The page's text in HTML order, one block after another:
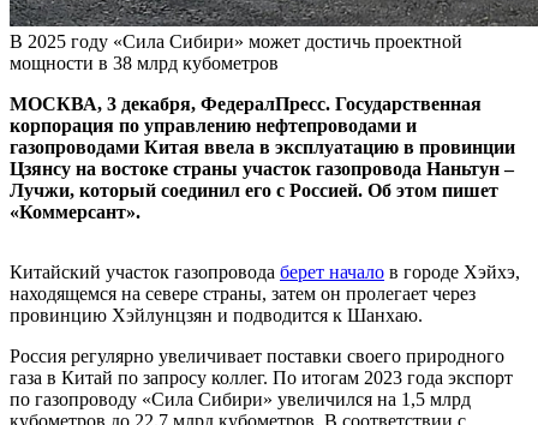
В 2025 году «Сила Сибири» может достичь проектной
мощности в 38 млрд кубометров
МОСКВА, 3 декабря, ФедералПресс. Государственная
корпорация по управлению нефтепроводами и
газопроводами Китая ввела в эксплуатацию в провинции
Цзянсу на востоке страны участок газопровода Наньтун –
Лучжи, который соединил его с Россией. Об этом пишет
«Коммерсант».
Китайский участок газопровода берет начало в городе Хэйхэ,
находящемся на севере страны, затем он пролегает через
провинцию Хэйлунцзян и подводится к Шанхаю.
Россия регулярно увеличивает поставки своего природного
газа в Китай по запросу коллег. По итогам 2023 года экспорт
по газопроводу «Сила Сибири» увеличился на 1,5 млрд
кубометров до 22,7 млрд кубометров. В соответствии с